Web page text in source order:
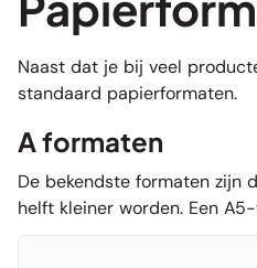
Naast dat je bij veel
standaard papierformaten.
A formaten
De bekendste formaten zijn
helft kleiner worden. Een